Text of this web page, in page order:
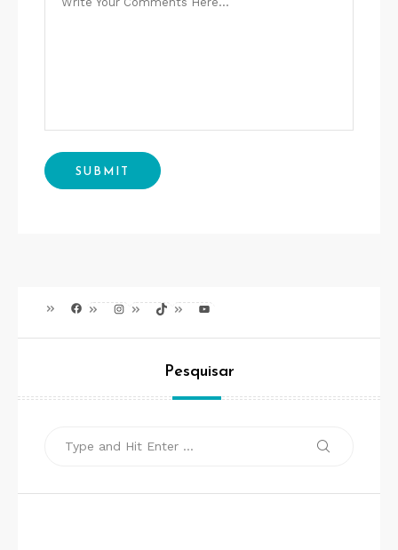
FacebookInstagramTikTok Youtube
Pesquisar
Search